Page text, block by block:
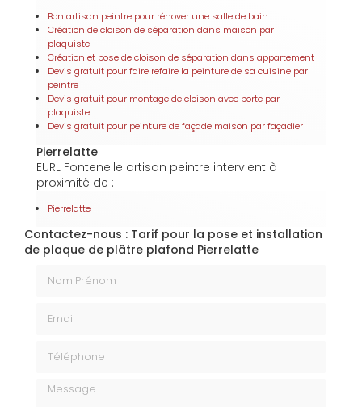
Bon artisan peintre pour rénover une salle de bain
Création de cloison de séparation dans maison par
plaquiste
Création et pose de cloison de séparation dans appartement
Devis gratuit pour faire refaire la peinture de sa cuisine par
peintre
Devis gratuit pour montage de cloison avec porte par
plaquiste
Devis gratuit pour peinture de façade maison par façadier
Pierrelatte
EURL Fontenelle artisan peintre intervient à
proximité de :
Pierrelatte
Contactez-nous : Tarif pour la pose et installation
de plaque de plâtre plafond Pierrelatte
Message